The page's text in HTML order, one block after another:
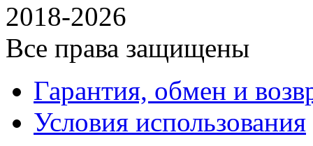
2018-2026
Все права защищены
Гарантия, обмен и
Условия использования